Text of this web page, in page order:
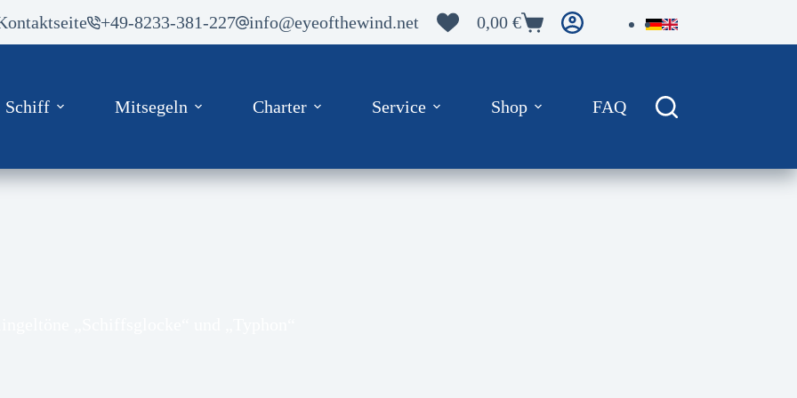
+49-8233-381-227 info@eyeofthewind.net Warenkorb
0,00 €
Schiff Mitsegeln Charter Service Shop FAQ